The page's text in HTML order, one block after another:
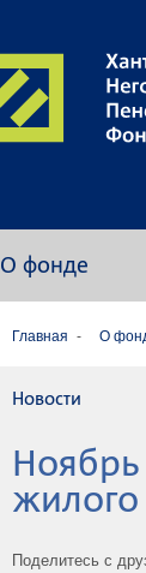
О фонде
Главная О
Новости
Поделитесь с